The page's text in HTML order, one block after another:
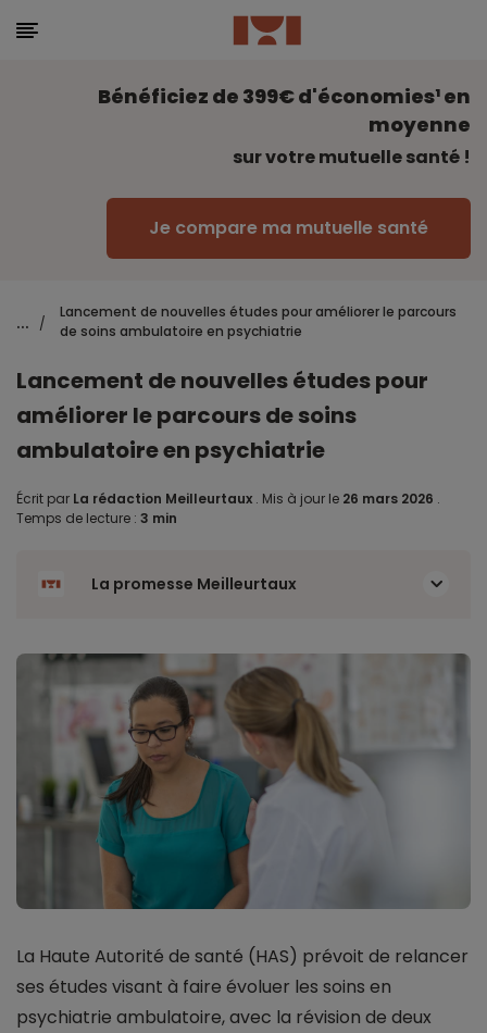
Bénéficiez de 399€ d'économies¹ en
moyenne
sur votre mutuelle santé !
Je compare ma mutuelle santé
... /
Lancement de nouvelles études pour améliorer le parcours
de soins ambulatoire en psychiatrie
Lancement de nouvelles études pour
améliorer le parcours de soins
ambulatoire en psychiatrie
Écrit par La rédaction Meilleurtaux . Mis à jour le 26 mars 2026 .
Temps de lecture : 3 min
La promesse Meilleurtaux
La Haute Autorité de santé (HAS) prévoit de relancer
ses études visant à faire évoluer les soins en
psychiatrie ambulatoire, avec la révision de deux